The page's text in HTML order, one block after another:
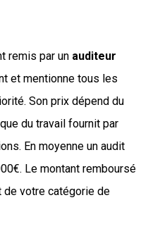
remis par un auditeur
et mentionne tous les
Son prix dépend du
du travail fournit par
En moyenne un audit
Le montant remboursé
de votre catégorie de